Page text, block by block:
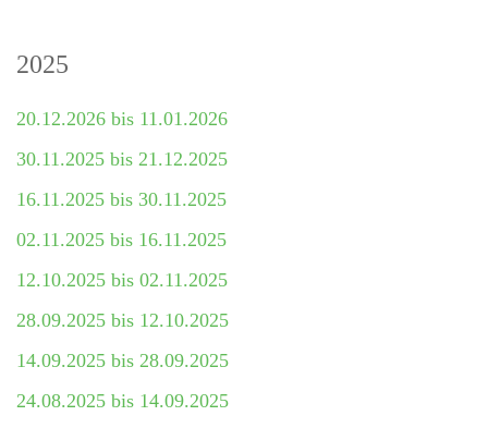
2025
20.12.2026 bis 11.01.2026
30.11.2025 bis 21.12.2025
16.11.2025 bis 30.11.2025
02.11.2025 bis 16.11.2025
12.10.2025 bis 02.11.2025
28.09.2025 bis 12.10.2025
14.09.2025 bis 28.09.2025
24.08.2025 bis 14.09.2025